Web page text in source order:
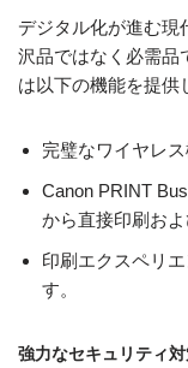
デジタル化が進む現
沢品ではなく必需品
は以下の機能を提供
完璧なワイヤレス
Canon PRINT
から直接印刷お
印刷エクスペリ
す。
強力なセキュリティ